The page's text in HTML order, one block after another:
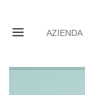
AZIENDA